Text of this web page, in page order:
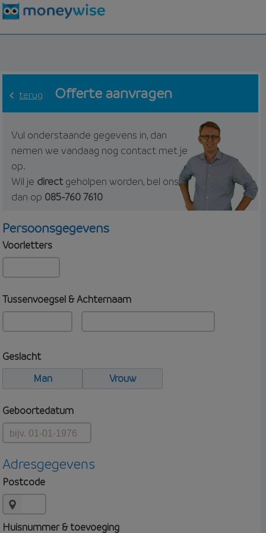
terug Offerte aanvragen
Vul onderstaande gegevens in, dan
nemen we vandaag nog contact met je
op.
Wil je directgeholpen worden, bel ons
dan op 085-760 7610
Persoonsgegevens
Voorletters
Tussenvoegsel & Achternaam
Geslacht
Man
Vrouw
Geboortedatum
Adresgegevens
Postcode
Huisnummer & toevoeging